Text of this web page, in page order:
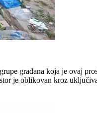
građana koja je ovaj
je oblikovan kroz